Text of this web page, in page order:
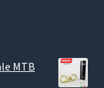
MTB